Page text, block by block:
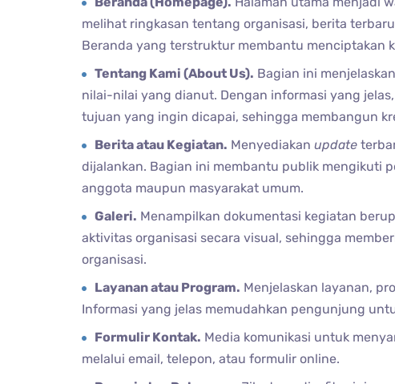
melihat ringkasan tentang organisasi, berita
Beranda yang terstruktur membantu menciptakan
Tentang Kami (About Us). Bagian ini
nilai-nilai yang dianut. Dengan informasi yang
tujuan yang ingin dicapai, sehingga membangun
Berita atau Kegiatan. Menyediakan update
dijalankan. Bagian ini membantu publik mengikuti
anggota maupun masyarakat umum.
Galeri. Menampilkan dokumentasi kegiatan
aktivitas organisasi secara visual, sehingga
organisasi.
Layanan atau Program. Menjelaskan layanan,
Informasi yang jelas memudahkan pengunjung
Formulir Kontak. Media komunikasi untuk
melalui email, telepon, atau formulir online.